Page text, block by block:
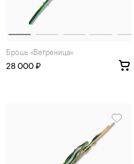
Брошь «Ветреница»
28 000 ₽